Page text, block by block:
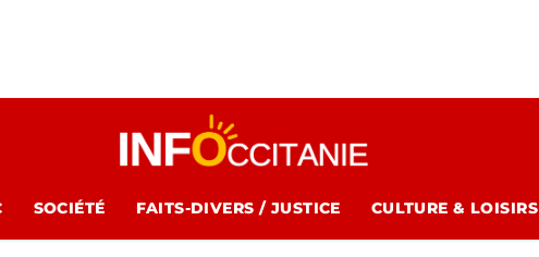
SOCIÉTÉ FAITS-DIVERS / JUSTICE CULTURE & LOISIRS